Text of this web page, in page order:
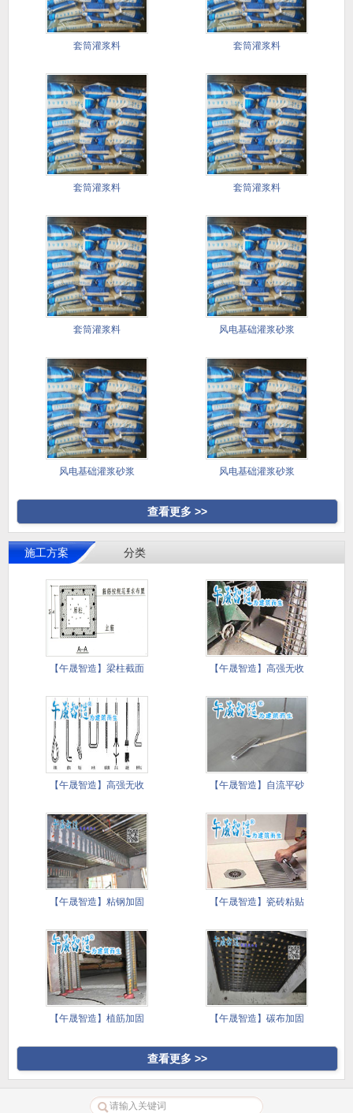
套筒灌浆料 套筒灌浆料
套筒灌浆料 套筒灌浆料
套筒灌浆料 风电基础灌浆砂浆
风电基础灌浆砂浆 风电基础灌浆砂浆
查看更多 >>
施工方案 分类
【午晟智造】梁柱截面 【午晟智造】高强无收
【午晟智造】高强无收 【午晟智造】自流平砂
【午晟智造】粘钢加固 【午晟智造】瓷砖粘贴
【午晟智造】植筋加固 【午晟智造】碳布加固
查看更多 >>